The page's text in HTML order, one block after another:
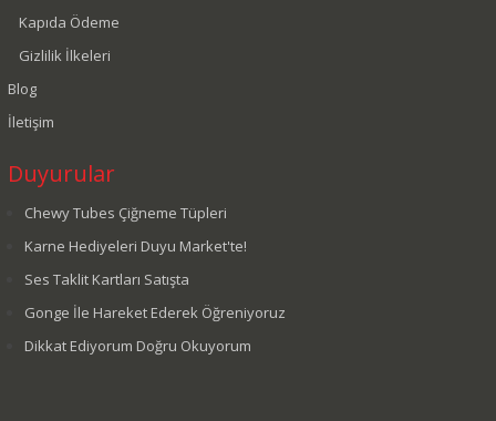
Kapıda Ödeme
Gizlilik İlkeleri
Blog
İletişim
Duyurular
Chewy Tubes Çiğneme Tüpleri
Karne Hediyeleri Duyu Market'te!
Ses Taklit Kartları Satışta
Gonge İle Hareket Ederek Öğreniyoruz
Dikkat Ediyorum Doğru Okuyorum